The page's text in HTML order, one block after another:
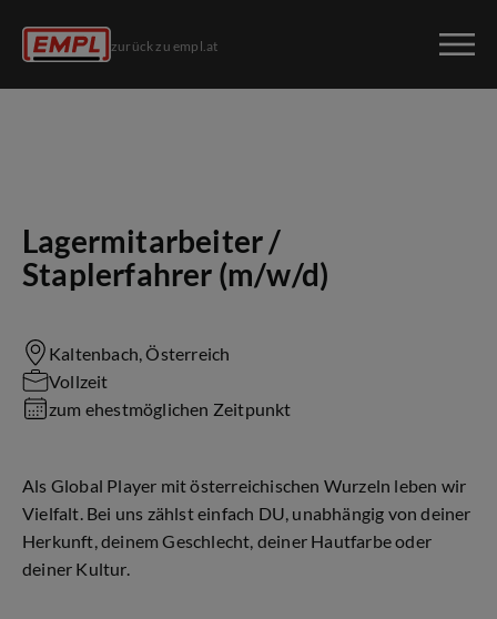
zurück zu empl.at
Lagermitarbeiter /
Staplerfahrer (m/w/d)
Kaltenbach, Österreich
Vollzeit
zum ehestmöglichen Zeitpunkt
Als Global Player mit österreichischen Wurzeln leben wir
Vielfalt. Bei uns zählst einfach DU, unabhängig von deiner
Herkunft, deinem Geschlecht, deiner Hautfarbe oder
deiner Kultur.